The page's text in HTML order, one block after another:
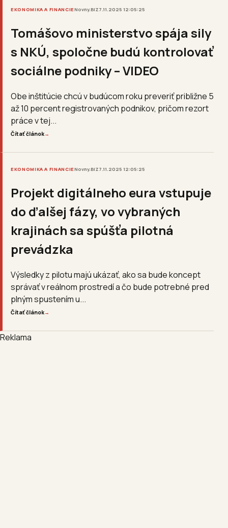
EKONOMIKA A FINANCIENovny.BIZ7.11.2025 12:05:25
Tomášovo ministerstvo spája sily
s NKÚ, spoločne budú kontrolovať
sociálne podniky – VIDEO
Obe inštitúcie chcú v budúcom roku preveriť približne 5
až 10 percent registrovaných podnikov, pričom rezort
práce v tej...
Čítať článok→
EKONOMIKA A FINANCIENovny.BIZ7.11.2025 12:05:25
Projekt digitálneho eura vstupuje
do ďalšej fázy, vo vybraných
krajinách sa spúšťa pilotná
prevádzka
Výsledky z pilotu majú ukázať, ako sa bude koncept
správať v reálnom prostredí a čo bude potrebné pred
plným spustením u...
Čítať článok→
Reklama